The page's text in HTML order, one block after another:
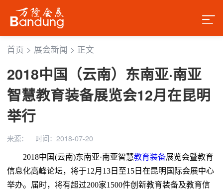
首页 > 展会新闻 > 正文
2018中国（云南）东南亚·南亚
智慧教育装备展览会12月在昆明
举行
来源： 时间：2018-07-20
2018中国(云南)东南亚·南亚智慧教育装备展览会暨教育
信息化高峰论坛，将于12月13日至15日在昆明国际会展中心
举办。届时，将有超过200家1500件创新教育装备及教育信